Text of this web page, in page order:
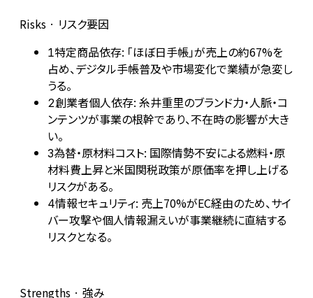
Risks · リスク要因
1特定商品依存: 「ほぼ日手帳」が売上の約67%を
占め、デジタル手帳普及や市場変化で業績が急変し
うる。
2創業者個人依存: 糸井重里のブランド力・人脈・コ
ンテンツが事業の根幹であり、不在時の影響が大き
い。
3為替・原材料コスト: 国際情勢不安による燃料・原
材料費上昇と米国関税政策が原価率を押し上げる
リスクがある。
4情報セキュリティ: 売上70%がEC経由のため、サイ
バー攻撃や個人情報漏えいが事業継続に直結する
リスクとなる。
Strengths · 強み